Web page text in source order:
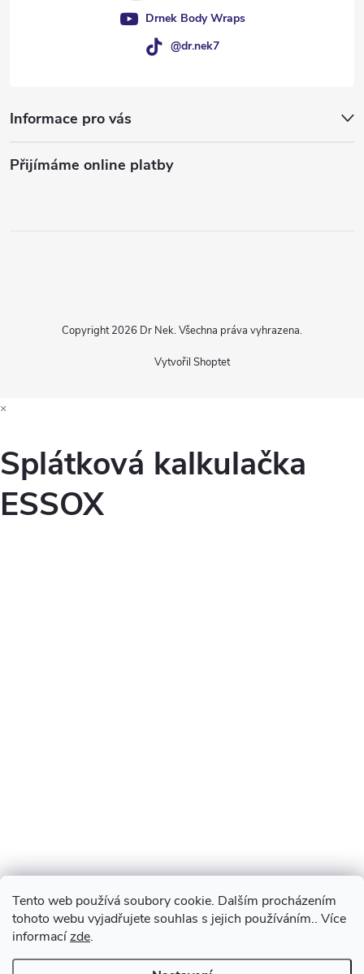
Tento web používá soubory cookie. Dalším procházením
tohoto webu vyjadřujete souhlas s jejich používáním.. Více
informacízde.
Drnek Body Wraps
@dr.nek7
Informace pro vás
Přijímáme online platby
Vytvořil Shoptet
Copyright 2026 Dr Nek. Všechna práva vyhrazena.
×
Splátková kalkulačka
ESSOX